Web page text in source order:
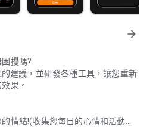
arrow_forward
擾嗎?
建議，並研發各種工具，讓您重新
果。
情緒!(收集您每日的心情和活動紀